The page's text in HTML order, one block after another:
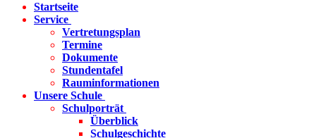
Startseite
Service
Vertretungsplan
Termine
Dokumente
Stundentafel
Rauminformationen
Unsere Schule
Schulporträt
Überblick
Schulgeschichte